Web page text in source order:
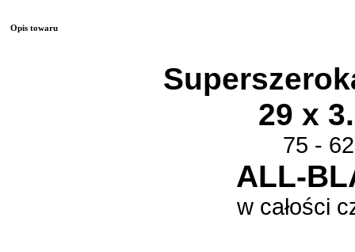
Opis towaru
29 x
75 -
ALL-
w całości